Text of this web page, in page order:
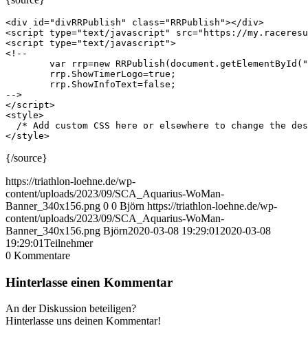
<div id="divRRPublish" class="RRPublish"></div>
<script type="text/javascript" src="https://
<script type="text/javascript">
<!--
-->
</script>
<style>
/* Add custom CSS here or elsewhere to change the
</style>
{/source}
https://triathlon-loehne.de/wp-
content/uploads/2023/09/SCA_Aquarius-WoMan-
Banner_340x156.png 0 0 Björn https://triathlon-loehne.de/wp-
content/uploads/2023/09/SCA_Aquarius-WoMan-
Banner_340x156.png Björn2020-03-08 19:29:01 2020-03-08
19:29:01Teilnehmer
0 Kommentare
Hinterlasse einen Kommentar
An der Diskussion beteiligen?
Hinterlasse uns deinen Kommentar!